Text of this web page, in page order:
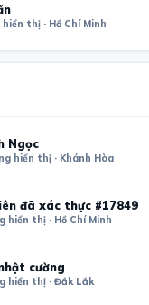
thị · Hồ Chí Minh
Ngọc
hiển thị · Khánh Hòa
đã xác thực #17849
hiển thị · Hồ Chí Minh
cường
hiển thị · Đắk Lắk